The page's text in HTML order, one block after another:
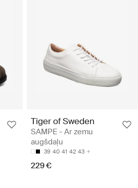
Tiger of Sweden
SAMPE - Ar zemu
augšdaļu
39 40 41 42 43
229 €